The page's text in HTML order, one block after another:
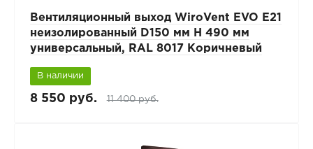
Вентиляционный выход WiroVent EVO E21
неизолированный D150 мм Н 490 мм
универсальный, RAL 8017 Коричневый
В наличии
8 550 руб. 11 400 руб.